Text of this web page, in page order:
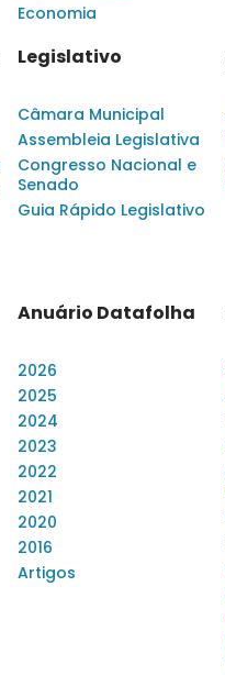
Economia
Legislativo
Câmara Municipal
Assembleia Legislativa
Congresso Nacional e
Senado
Guia Rápido Legislativo
Anuário Datafolha
2026
2025
2024
2023
2022
2021
2020
2016
Artigos